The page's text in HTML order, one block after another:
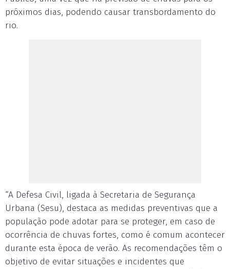
próximos dias, podendo causar transbordamento do
rio.
“A Defesa Civil, ligada à Secretaria de Segurança
Urbana (Sesu), destaca as medidas preventivas que a
população pode adotar para se proteger, em caso de
ocorrência de chuvas fortes, como é comum acontecer
durante esta época de verão. As recomendações têm o
objetivo de evitar situações e incidentes que